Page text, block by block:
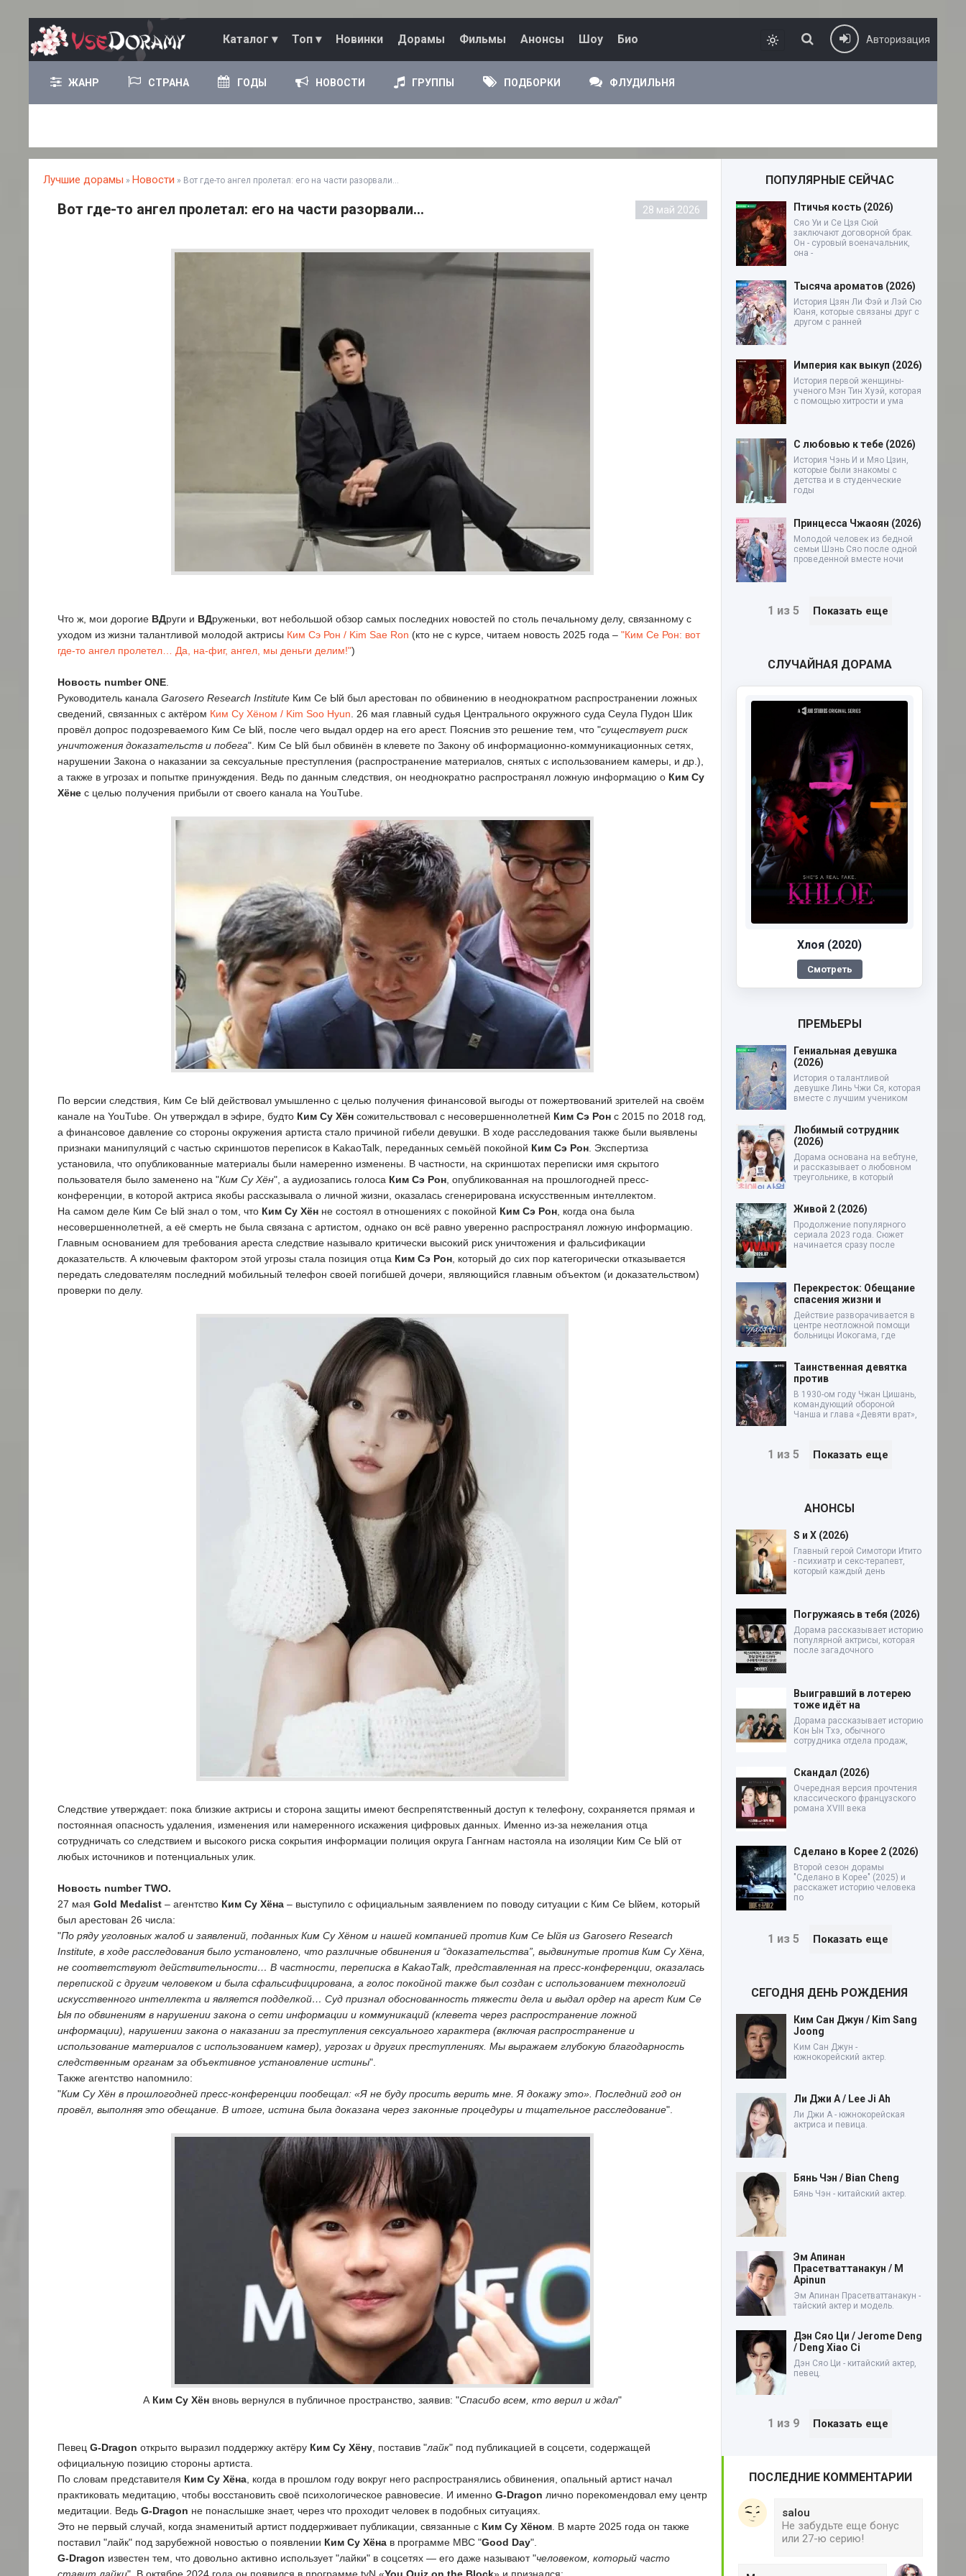
Каталог ▾ Топ ▾ Новинки Дорамы Фильмы Анонсы Шоу Био Авторизация
ЖАНР СТРАНА ГОДЫ НОВОСТИ ГРУППЫ ПОДБОРКИ ФЛУДИЛЬНЯ
Лучшие дорамы » Новости » Вот где-то ангел пролетал: его на части разорвали…
Вот где-то ангел пролетал: его на части разорвали… 28 май 2026
Что ж, мои дорогие ВДруги и ВДруженьки, вот небольшой обзор самых последних новостей по столь печальному делу, связанному с
уходом из жизни талантливой молодой актрисы Ким Сэ Рон / Kim Sae Ron (кто не с курсе, читаем новость 2025 года – "Ким Се Рон: вот
где-то ангел пролетел… Да, на-фиг, ангел, мы деньги делим!")
Новость number ONE
Руководитель канала Garosero Research Institute Ким Се Ый был арестован по обвинению в неоднократном распространении ложных
сведений, связанных с актёром Ким Су Хёном / Kim Soo Hyun . 26 мая главный судья Центрального окружного суда Сеула Пудон Шик
провёл допрос подозреваемого Ким Се Ый, после чего выдал ордер на его арест. Пояснив это решение тем, что "существует риск
уничтожения доказательств и побега". Ким Се Ый был обвинён в клевете по Закону об информационно-коммуникационных сетях,
нарушении Закона о наказании за сексуальные преступления (распространение материалов, снятых с использованием камеры, и др.),
а также в угрозах и попытке принуждения. Ведь по данным следствия, он неоднократно распространял ложную информацию о Ким Су
Хёне с целью получения прибыли от своего канала на YouTube.
По версии следствия, Ким Се Ый действовал умышленно с целью получения финансовой выгоды от пожертвований зрителей на своём
канале на YouTube. Он утверждал в эфире, будто Ким Су Хён сожительствовал с несовершеннолетней Ким Сэ Рон с 2015 по 2018 год,
а финансовое давление со стороны окружения артиста стало причиной гибели девушки. В ходе расследования также были выявлены
признаки манипуляций с частью скриншотов переписок в KakaoTalk, переданных семьёй покойной Ким Сэ Рон . Экспертиза
установила, что опубликованные материалы были намеренно изменены. В частности, на скриншотах переписки имя скрытого
пользователя было заменено на "Ким Су Хён", а аудиозапись голоса Ким Сэ Рон , опубликованная на прошлогодней пресс-
конференции, в которой актриса якобы рассказывала о личной жизни, оказалась сгенерирована искусственным интеллектом.
На самом деле Ким Се Ый знал о том, что Ким Су Хён не состоял в отношениях с покойной Ким Сэ Рон , когда она была
несовершеннолетней, а её смерть не была связана с артистом, однако он всё равно уверенно распространял ложную информацию.
Главным основанием для требования ареста следствие называло критически высокий риск уничтожения и фальсификации
доказательств. А ключевым фактором этой угрозы стала позиция отца Ким Сэ Рон , который до сих пор категорически отказывается
передать следователям последний мобильный телефон своей погибшей дочери, являющийся главным объектом (и доказательством)
проверки по делу.
Следствие утверждает: пока близкие актрисы и сторона защиты имеют беспрепятственный доступ к телефону, сохраняется прямая и
постоянная опасность удаления, изменения или намеренного искажения цифровых данных. Именно из-за нежелания отца
сотрудничать со следствием и высокого риска сокрытия информации полиция округа Гангнам настояла на изоляции Ким Се Ый от
любых источников и потенциальных улик.
Новость number TWO.
27 мая Gold Medalist – агентство Ким Су Хёна – выступило с официальным заявлением по поводу ситуации с Ким Се Ыйем, который
был арестован 26 числа:
"По ряду уголовных жалоб и заявлений, поданных Ким Су Хёном и нашей компанией против Ким Се Ыйя из Garosero Research
Institute, в ходе расследования было установлено, что различные обвинения и “доказательства”, выдвинутые против Ким Су Хёна,
не соответствуют действительности… В частности, переписка в KakaoTalk, представленная на пресс-конференции, оказалась
перепиской с другим человеком и была сфальсифицирована, а голос покойной также был создан с использованием технологий
искусственного интеллекта и является подделкой… Суд признал обоснованность тяжести дела и выдал ордер на арест Ким Се
Ыя по обвинениям в нарушении закона о сети информации и коммуникаций (клевета через распространение ложной
информации), нарушении закона о наказании за преступления сексуального характера (включая распространение и
использование материалов с использованием камер), угрозах и других преступлениях. Мы выражаем глубокую благодарность
следственным органам за объективное установление истины".
Также агентство напомнило:
"Ким Су Хён в прошлогодней пресс-конференции пообещал: «Я не буду просить верить мне. Я докажу это». Последний год он
провёл, выполняя это обещание. В итоге, истина была доказана через законные процедуры и тщательное расследование".
А Ким Су Хён вновь вернулся в публичное пространство, заявив: "Спасибо всем, кто верил и ждал"
Певец G-Dragon открыто выразил поддержку актёру Ким Су Хёну , поставив "лайк" под публикацией в соцсети, содержащей
официальную позицию стороны артиста.
По словам представителя Ким Су Хёна , когда в прошлом году вокруг него распространялись обвинения, опальный артист начал
практиковать медитацию, чтобы восстановить своё психологическое равновесие. И именно G-Dragon лично порекомендовал ему центр
медитации. Ведь G-Dragon не понаслышке знает, через что проходит человек в подобных ситуациях.
Это не первый случай, когда знаменитый артист поддерживает публикации, связанные с Ким Су Хёном . В марте 2025 года он также
поставил "лайк" под зарубежной новостью о появлении Ким Су Хёна в программе MBC "Good Day".
G-Dragon известен тем, что довольно активно использует "лайки" в соцсетях — его даже называют "человеком, который часто
ПОПУЛЯРНЫЕ СЕЙЧАС
Птичья кость (2026)
Сяо Уи и Се Цзя Сюй
заключают договорной брак.
Он - суровый военачальник,
она -
Тысяча ароматов (2026)
История Цзян Ли Фэй и Лэй Сю
Юаня, которые связаны друг с
другом с ранней
Империя как выкуп (2026)
История первой женщины-
ученого Мэн Тин Хуэй, которая
с помощью хитрости и ума
С любовью к тебе (2026)
История Чэнь И и Мяо Цзин,
которые были знакомы с
детства и в студенческие
годы
Принцесса Чжаоян (2026)
Молодой человек из бедной
семьи Шэнь Сяо после одной
проведенной вместе ночи
1 из 5 Показать еще
СЛУЧАЙНАЯ ДОРАМА
Хлоя (2020)
Смотреть
ПРЕМЬЕРЫ
Гениальная девушка
(2026)
История о талантливой
девушке Линь Чжи Ся, которая
вместе с лучшим учеником
Любимый сотрудник
(2026)
Дорама основана на вебтуне,
и рассказывает о любовном
треугольнике, в который
Живой 2 (2026)
Продолжение популярного
сериала 2023 года. Сюжет
начинается сразу после
Перекресток: Обещание
спасения жизни и
Действие разворачивается в
центре неотложной помощи
больницы Иокогама, где
Таинственная девятка
против
В 1930-ом году Чжан Цишань,
командующий обороной
Чанша и глава «Девяти врат»,
1 из 5 Показать еще
АНОНСЫ
S и X (2026)
Главный герой Симотори Итито
- психиатр и секс-терапевт,
который каждый день
Погружаясь в тебя (2026)
Дорама рассказывает историю
популярной актрисы, которая
после загадочного
Выигравший в лотерею
тоже идёт на
Дорама рассказывает историю
Кон Ын Тхэ, обычного
сотрудника отдела продаж,
Скандал (2026)
Очередная версия прочтения
классического французского
романа XVIII века
Сделано в Корее 2 (2026)
Второй сезон дорамы
"Сделано в Корее" (2025) и
расскажет историю человека
по
1 из 5 Показать еще
СЕГОДНЯ ДЕНЬ РОЖДЕНИЯ
Ким Сан Джун / Kim Sang
Joong
Ким Сан Джун -
южнокорейский актер.
Ли Джи А / Lee Ji Ah
Ли Джи А - южнокорейская
актриса и певица.
Бянь Чэн / Bian Cheng
Бянь Чэн - китайский актер.
Эм Апинан
Прасетваттанакун / M
Apinun
Эм Апинан Прасетваттанакун -
тайский актер и модель.
Дэн Сяо Ци / Jerome Deng
/ Deng Xiao Ci
Дэн Сяо Ци - китайский актер,
певец.
1 из 9 Показать еще
ПОСЛЕДНИЕ КОММЕНТАРИИ
salou
Не забудьте еще бонус
или 27-ю серию!